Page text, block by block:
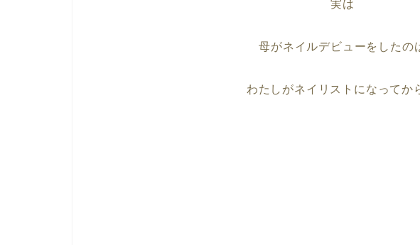
実は
母がネイルデビューをしたの
わたしがネイリストになってか